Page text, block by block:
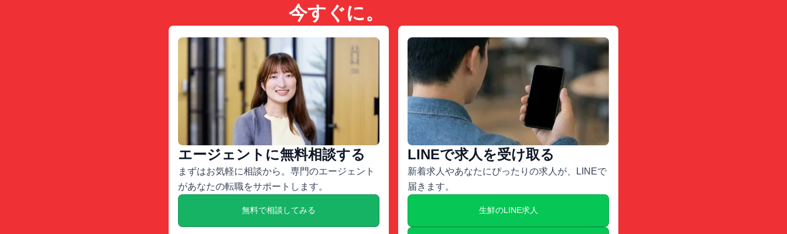
今すぐに。
エージェントに無料相談する
まずはお気軽に相談から。専門のエージェント
があなたの転職をサポートします。
無料で相談してみる
LINEで求人を受け取る
新着求人やあなたにぴったりの求人が、LINEで
届きます。
生鮮のLINE求人